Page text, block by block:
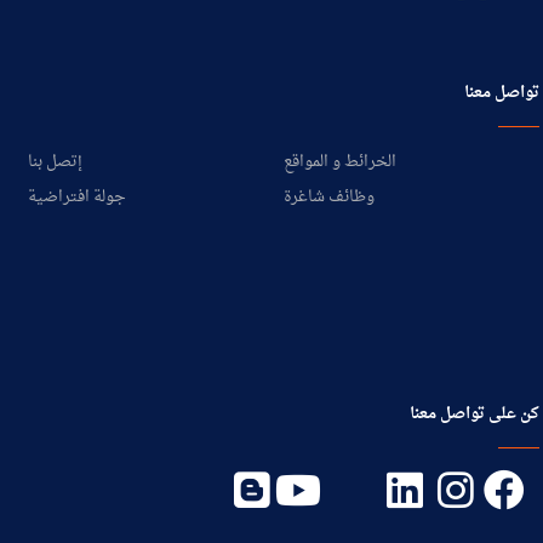
تواصل معنا
إتصل بنا
الخرائط و المواقع
جولة افتراضية
وظائف شاغرة
كن على تواصل معنا